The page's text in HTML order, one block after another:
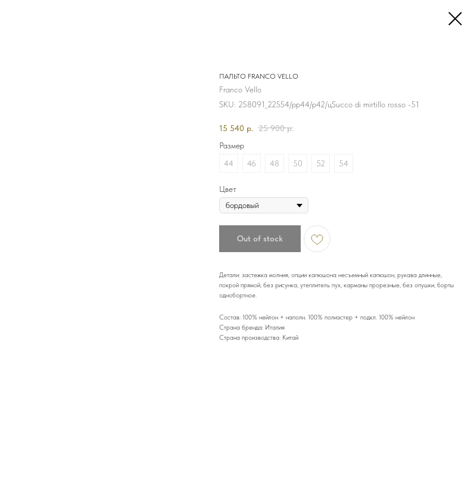
ПАЛЬТО FRANCO VELLO
Franco Vello
SKU: 258091_22554/рр44/р42/цSucco di mirtillo rosso -51
15 540 р. 25 900 р.
Размер
44
46 48 50 52 54
Цвет
Out of stock
Детали: застежка молния, опции капюшона несъемный капюшон, рукава длинные,
покрой прямой, без рисунка, утеплитель пух, карманы прорезные, без опушки, борты
однобортное.
Состав: 100% нейлон + наполн. 100% полиэстер + подкл. 100% нейлон
Страна бренда: Италия
Страна производства: Китай